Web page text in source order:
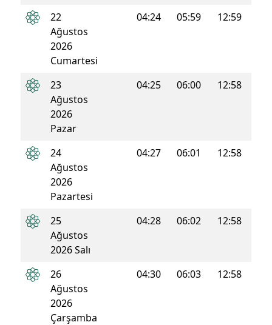
22
Ağustos
2026
Cumartesi
04:24 05:59 12:59
23
Ağustos
2026
Pazar
04:25 06:00 12:58
24
Ağustos
2026
Pazartesi
04:27 06:01 12:58
25
Ağustos
2026 Salı
04:28 06:02 12:58
26
Ağustos
2026
Çarşamba
04:30 06:03 12:58